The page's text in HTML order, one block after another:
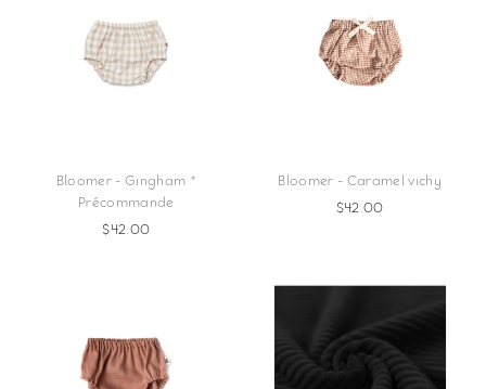
Bloomer - Gingham *
Précommande
$42.00
Bloomer - Caramel vichy
$42.00